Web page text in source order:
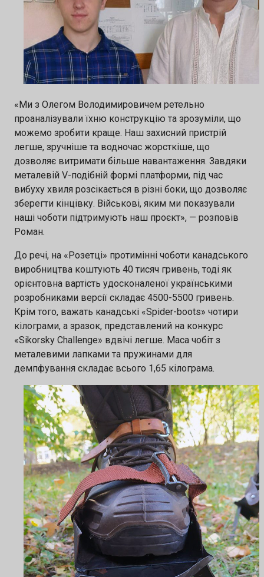
«Ми з Олегом Володимировичем ретельно
проаналізували їхню конструкцію та зрозуміли, що
можемо зробити краще. Наш захисний пристрій
легше, зручніше та водночас жорсткіше, що
дозволяє витримати більше навантаження. Завдяки
металевій V-подібній формі платформи, під час
вибуху хвиля розсікається в різні боки, що дозволяє
зберегти кінцівку. Військові, яким ми показували
наші чоботи підтримують наш проєкт», — розповів
Роман.
До речі, на «Розетці» протимінні чоботи канадського
виробництва коштують 40 тисяч гривень, тоді як
орієнтовна вартість удосконаленої українськими
розробниками версії складає 4500-5500 гривень.
Крім того, важать канадські «Spider-boots» чотири
кілограми, а зразок, представлений на конкурс
«Sikorsky Challenge» вдвічі легше. Маса чобіт з
металевими лапками та пружинами для
демпфування складає всього 1,65 кілограма.